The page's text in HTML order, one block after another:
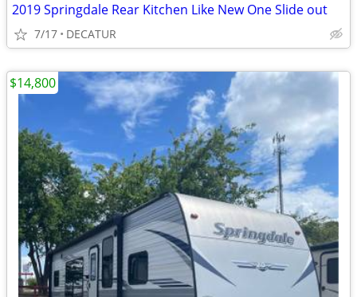
2019 Springdale Rear Kitchen Like New One Slide out
7/17 DECATUR
$14,800